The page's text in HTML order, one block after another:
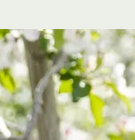
Vorname
Nachname
E-Mail